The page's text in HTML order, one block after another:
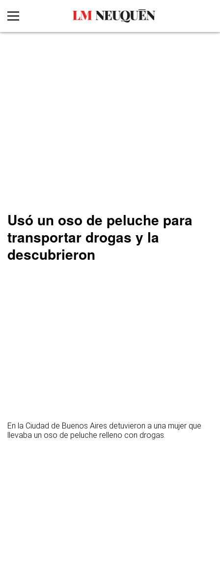
Usó un oso de peluche para
transportar drogas y la
descubrieron
En la Ciudad de Buenos Aires detuvieron a una mujer que
llevaba un oso de peluche relleno con drogas.